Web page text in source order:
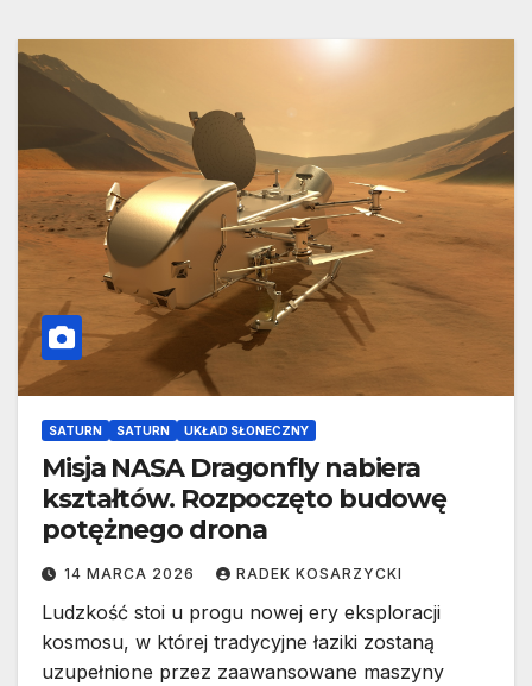
SATURN SATURN UKŁAD SŁONECZNY
Misja NASA Dragonfly nabiera
kształtów. Rozpoczęto budowę
potężnego drona
14 MARCA 2026 RADEK KOSARZYCKI
Ludzkość stoi u progu nowej ery eksploracji
kosmosu, w której tradycyjne łaziki zostaną
uzupełnione przez zaawansowane maszyny